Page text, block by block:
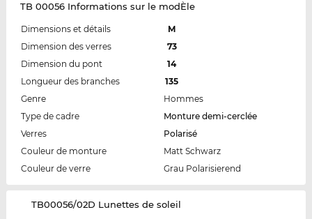
TB 00056 Informations sur le modÈle
Dimensions et détails
M
Dimension des verres
73
Dimension du pont
14
Longueur des branches
135
Genre
Hommes
Type de cadre
Monture demi-cerclée
Verres
Polarisé
Couleur de monture
Matt Schwarz
Couleur de verre
Grau Polarisierend
‌TB00056/02D Lunettes de soleil